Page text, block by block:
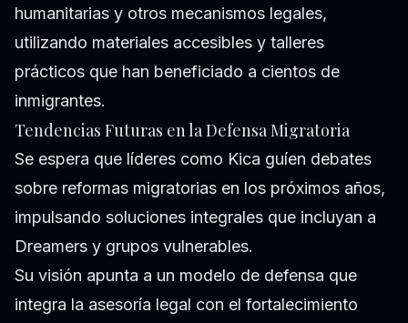
humanitarias y otros mecanismos legales,
utilizando materiales accesibles y talleres
prácticos que han beneficiado a cientos de
inmigrantes.
Tendencias Futuras en la Defensa Migratoria
Se espera que líderes como Kica guíen debates
sobre reformas migratorias en los próximos años,
impulsando soluciones integrales que incluyan a
Dreamers y grupos vulnerables.
Su visión apunta a un modelo de defensa que
integra la asesoría legal con el fortalecimiento